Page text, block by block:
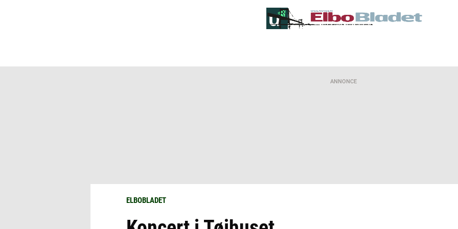
ANNONCE
ELBOBLADET